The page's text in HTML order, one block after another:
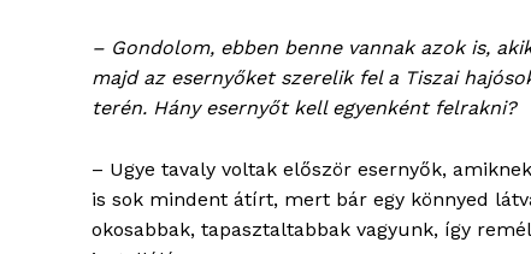
– Gondolom, ebben benne vannak azok is,
majd az esernyőket szerelik fel a Tiszai
terén. Hány esernyőt kell egyenként felrakni?
– Ugye tavaly voltak először esernyők,
is sok mindent átírt, mert bár egy könnyed
okosabbak, tapasztaltabbak vagyunk, így